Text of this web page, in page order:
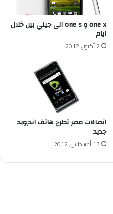
one x و one s الى جيلي بين خلال
ايام
2 أكتوبر, 2012
اتصالات مصر تطرح هاتف اندرويد
جديد
13 أغسطس, 2012